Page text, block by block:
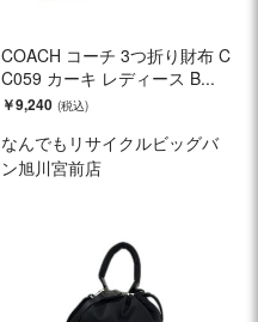
COACH コーチ 3つ折り財布 C
C059 カーキ レディース B...
￥9,240
なんでもリサイクルビッグバ
ン旭川宮前店